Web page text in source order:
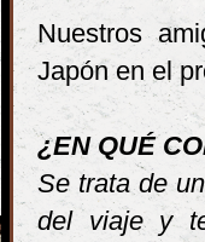
Nuestros
Japón en el
¿EN QUÉ
Se trata de
del viaje y